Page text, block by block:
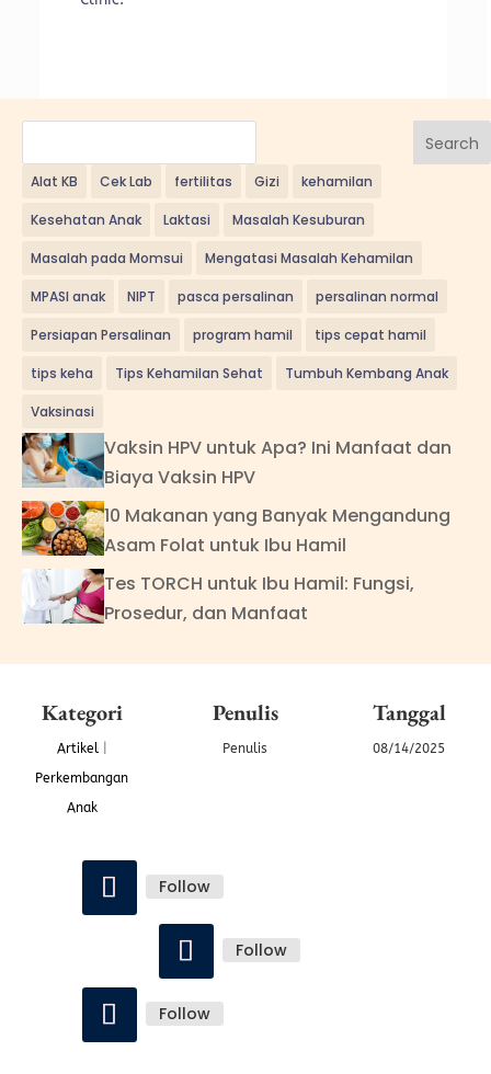
Search
Alat KB Cek Lab fertilitas Gizi kehamilan
Kesehatan Anak Laktasi Masalah Kesuburan
Masalah pada Momsui Mengatasi Masalah Kehamilan
MPASI anak NIPT pasca persalinan persalinan normal
Persiapan Persalinan program hamil tips cepat hamil
tips keha Tips Kehamilan Sehat Tumbuh Kembang Anak
Vaksinasi
Vaksin HPV untuk Apa? Ini Manfaat dan
Biaya Vaksin HPV
10 Makanan yang Banyak Mengandung
Asam Folat untuk Ibu Hamil
Tes TORCH untuk Ibu Hamil: Fungsi,
Prosedur, dan Manfaat
Kategori
Artikel|
Perkembangan
Anak
Penulis
Penulis
Tanggal
08/14/2025
Follow
Follow
Follow